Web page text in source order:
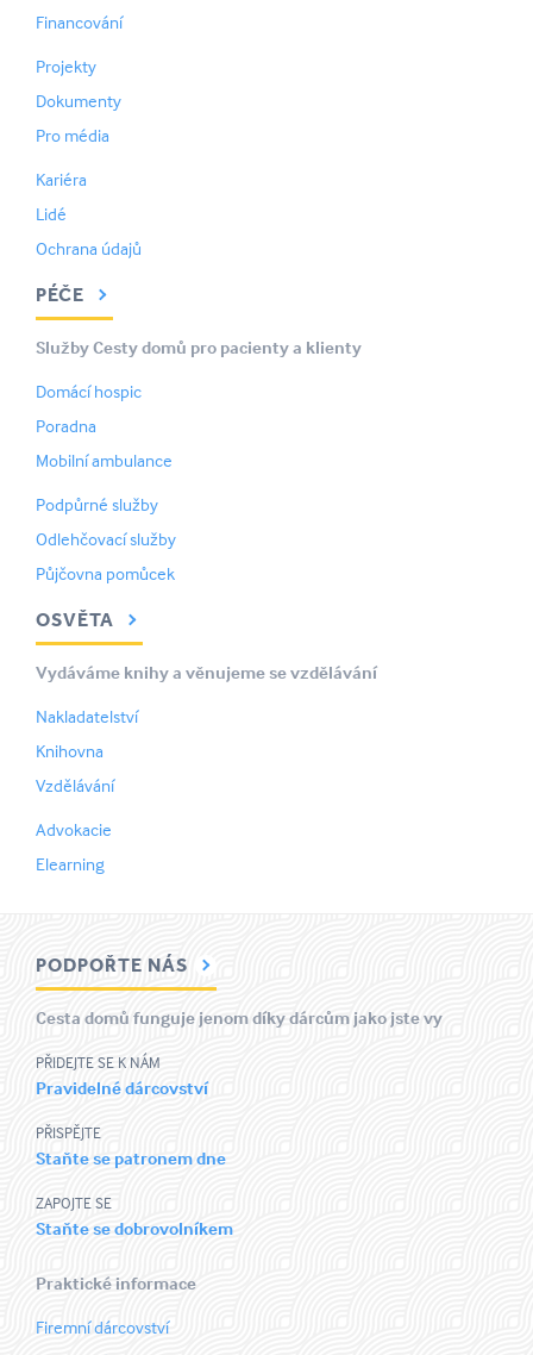
Financování
Projekty
Dokumenty
Pro média
Kariéra
Lidé
Ochrana údajů
PÉČE
Služby Cesty domů pro pacienty a klienty
Domácí hospic
Poradna
Mobilní ambulance
Podpůrné služby
Odlehčovací služby
Půjčovna pomůcek
OSVĚTA
Vydáváme knihy a věnujeme se vzdělávání
Nakladatelství
Knihovna
Vzdělávání
Advokacie
Elearning
PODPOŘTE NÁS
Cesta domů funguje jenom díky dárcům jako jste vy
PŘIDEJTE SE K NÁM
Pravidelné dárcovství
PŘISPĚJTE
Staňte se patronem dne
ZAPOJTE SE
Staňte se dobrovolníkem
Praktické informace
Firemní dárcovství